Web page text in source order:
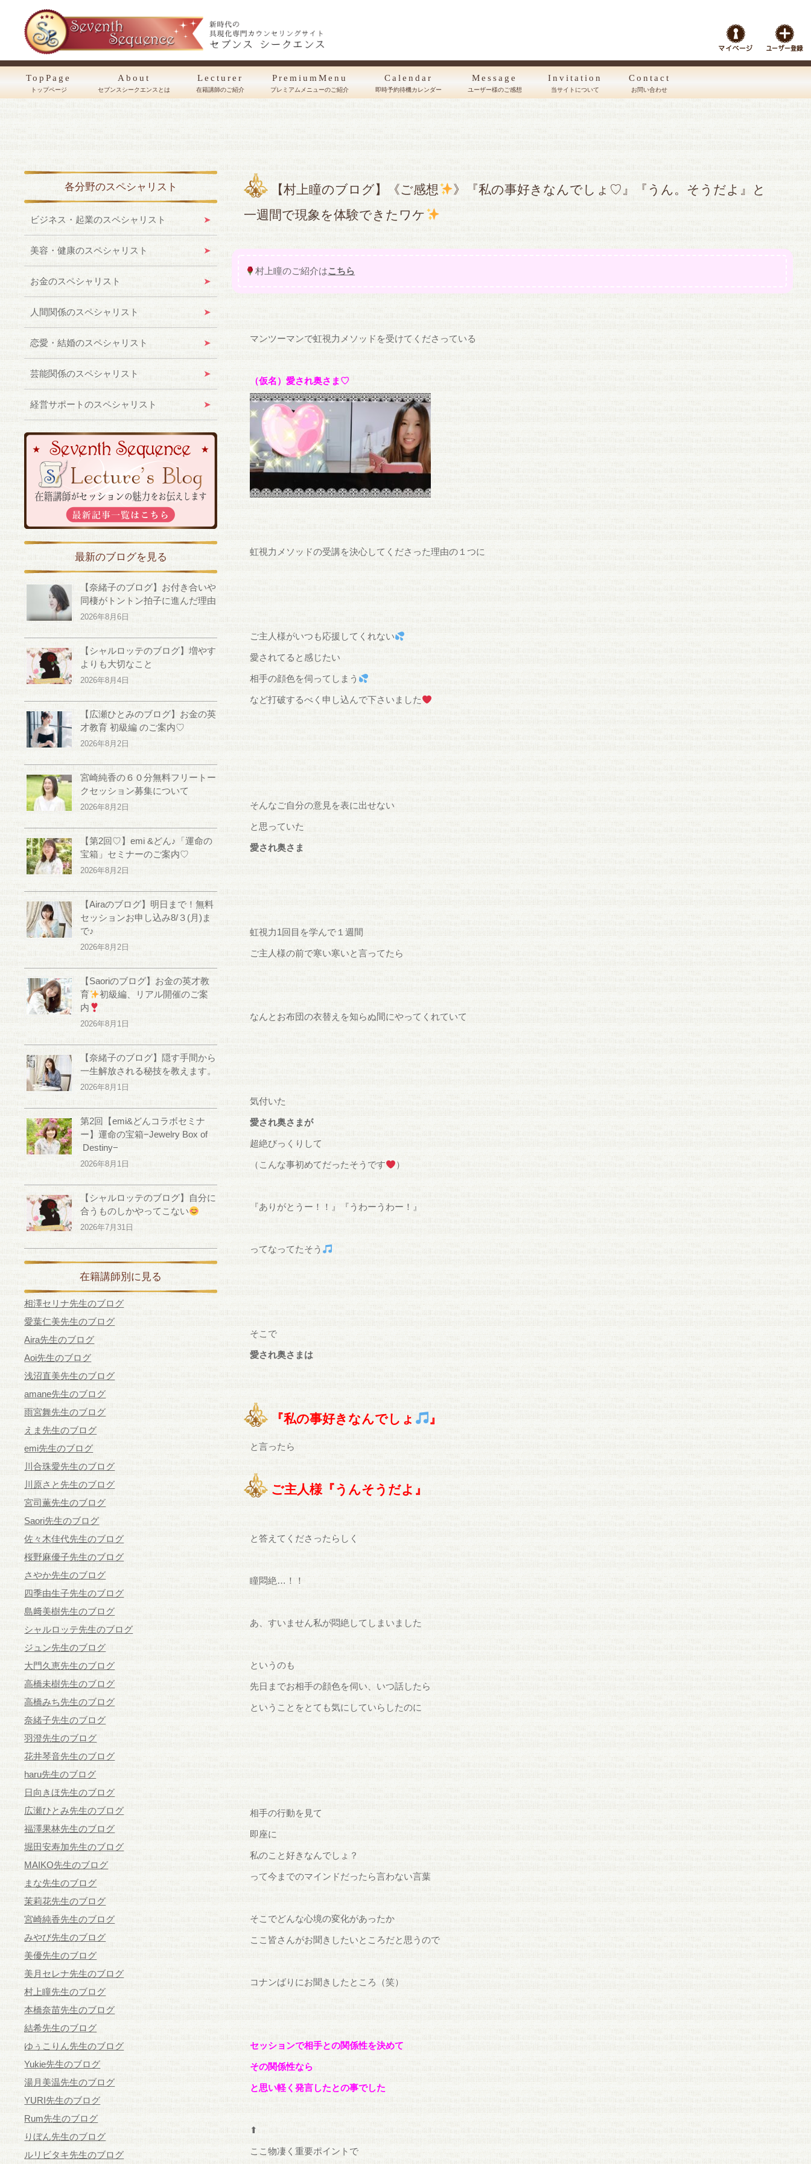
TopPage
トップページ
About
セブンスシークエンスとは
Lecturer
在籍講師のご紹介
PremiumMenu
プレミアムメニューのご紹介
Calendar
即時予約待機カレンダー
Message
ユーザー様のご感想
Invitation
当サイトについて
Contact
お問い合わせ
【村上瞳のブログ】《ご感想
》『私の事好きなんでしょ♡』『うん。そうだよ』と
一週間で現象を体験できたワケ
村上瞳のご紹介はこちら
マンツーマンで虹視力メソッドを受けてくださっている
（仮名）愛され奥さま♡
虹視力メソッドの受講を決心してくださった理由の１つに
ご主人様がいつも応援してくれない
愛されてると感じたい
相手の顔色を伺ってしまう
など打破するべく申し込んで下さいました
そんなご自分の意見を表に出せない
と思っていた
愛され奥さま
虹視力1回目を学んで１週間
ご主人様の前で寒い寒いと言ってたら
なんとお布団の衣替えを知らぬ間にやってくれていて
気付いた
愛され奥さまが
超絶びっくりして
（こんな事初めてだったそうです ）
『ありがとうー！！』『うわーうわー！』
ってなってたそう
そこで
愛され奥さまは
『私の事好きなんでしょ 』
と言ったら
ご主人様『うんそうだよ』
と答えてくださったらしく
瞳悶絶…！！
あ、すいません私が悶絶してしまいました
というのも
先日までお相手の顔色を伺い、いつ話したら
ということをとても気にしていらしたのに
相手の行動を見て
即座に
私のこと好きなんでしょ？
って今までのマインドだったら言わない言葉
そこでどんな心境の変化があったか
ここ皆さんがお聞きしたいところだと思うので
コナンばりにお聞きしたところ（笑）
セッションで相手との関係性を決めて
その関係性なら
と思い軽く発言したとの事でした
⬆
ここ物凄く重要ポイントで
各分野のスペシャリスト
ビジネス・起業のスペシャリスト
美容・健康のスペシャリスト
お金のスペシャリスト
人間関係のスペシャリスト
恋愛・結婚のスペシャリスト
芸能関係のスペシャリスト
経営サポートのスペシャリスト
最新のブログを見る
【奈緒子のブログ】お付き合いや
同棲がトントン拍子に進んだ理由
2026年8月6日
【シャルロッテのブログ】増やす
よりも大切なこと
2026年8月4日
【広瀬ひとみのブログ】お金の英
才教育 初級編 のご案内♡
2026年8月2日
宮崎純香の６０分無料フリートー
クセッション募集について
2026年8月2日
【第2回♡】emi &どん♪「運命の
宝箱」セミナーのご案内♡
2026年8月2日
【Airaのブログ】明日まで！無料
セッションお申し込み8/３(月)ま
で♪
2026年8月2日
【Saoriのブログ】お金の英才教
育
初級編、リアル開催のご案
内
2026年8月1日
【奈緒子のブログ】隠す手間から
一生解放される秘技を教えます。
2026年8月1日
第2回【emi&どんコラボセミナ
ー】運命の宝箱−Jewelry Box of
Destiny−
2026年8月1日
【シャルロッテのブログ】自分に
合うものしかやってこない
2026年7月31日
在籍講師別に見る
相澤セリナ先生のブログ
愛葉仁美先生のブログ
Aira先生のブログ
Aoi先生のブログ
浅沼直美先生のブログ
amane先生のブログ
雨宮舞先生のブログ
えま先生のブログ
emi先生のブログ
川合珠愛先生のブログ
川原さと先生のブログ
宮司薫先生のブログ
Saori先生のブログ
佐々木佳代先生のブログ
桜野麻優子先生のブログ
さやか先生のブログ
四季由生子先生のブログ
島﨑美樹先生のブログ
シャルロッテ先生のブログ
ジュン先生のブログ
大門久恵先生のブログ
高橋未樹先生のブログ
高橋みち先生のブログ
奈緒子先生のブログ
羽澄先生のブログ
花井琴音先生のブログ
haru先生のブログ
日向きほ先生のブログ
広瀬ひとみ先生のブログ
福澤果林先生のブログ
堀田安寿加先生のブログ
MAIKO先生のブログ
まな先生のブログ
茉莉花先生のブログ
宮崎純香先生のブログ
みやび先生のブログ
美優先生のブログ
美月セレナ先生のブログ
村上瞳先生のブログ
本橋奈苗先生のブログ
結希先生のブログ
ゆぅこりん先生のブログ
Yukie先生のブログ
湯月美温先生のブログ
YURI先生のブログ
Rum先生のブログ
りぼん先生のブログ
ルリビタキ先生のブログ